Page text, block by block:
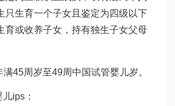
只生育一个子女且鉴定为四级以下
育或收养子女，持有独生子女父母
满45周岁至49周 中国试管婴儿岁。
儿ips：